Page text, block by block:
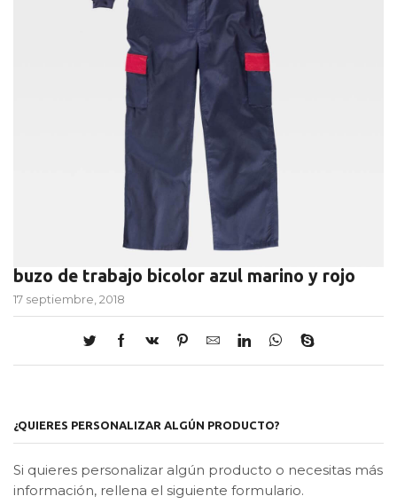
buzo de trabajo bicolor azul marino y rojo
17 septiembre, 2018
¿QUIERES PERSONALIZAR ALGÚN PRODUCTO?
Si quieres personalizar algún producto o necesitas más
información, rellena el siguiente formulario.